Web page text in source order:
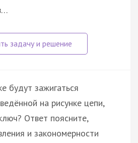
будут зажигаться
на рисунке цепи,
Ответ поясните,
и закономерности